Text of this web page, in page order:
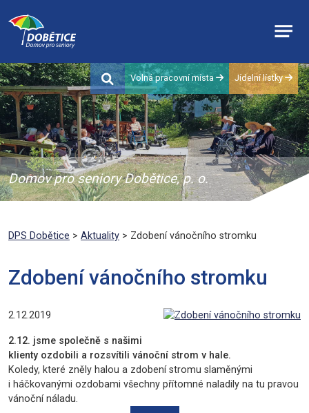
Volná pracovní místa Jídelní lístky
Domov pro seniory Dobětice, p. o.
DPS Dobětice > Aktuality > Zdobení vánočního stromku
Zdobení vánočního stromku
2.12.2019
2.12. jsme společně s našimi
klienty ozdobili a rozsvítili vánoční strom v hale.
Koledy, které zněly halou a zdobení stromu slaměnými
i háčkovanými ozdobami všechny přítomné naladily na tu pravou
vánoční náladu.